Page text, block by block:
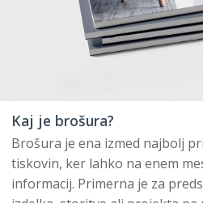
Kaj je brošura?
Brošura je ena izmed najbolj
tiskovin, ker lahko na enem
informacij. Primerna je za